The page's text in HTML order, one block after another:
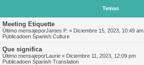
Temas
Meeting Etiquette
Último mensajeporJames P. « Diciembre 15, 2023, 10:49 am
Publicadoen Spanish Culture
Que significa
Último mensajeporLaurie « Diciembre 11, 2023, 12:09 pm
Publicadoen Spanish Translation